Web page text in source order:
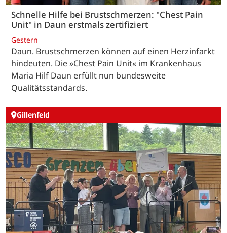
Schnelle Hilfe bei Brustschmerzen: "Chest Pain
Unit" in Daun erstmals zertifiziert
Gestern
Daun. Brustschmerzen können auf einen Herzinfarkt
hindeuten. Die »Chest Pain Unit« im Krankenhaus
Maria Hilf Daun erfüllt nun bundesweite
Qualitätsstandards.
Gillenfeld